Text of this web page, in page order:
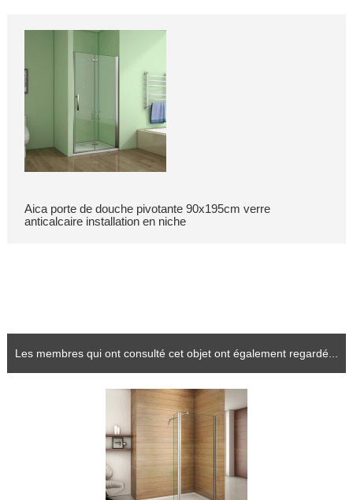
Aica porte de douche pivotante 90x195cm verre
anticalcaire installation en niche
Les membres qui ont consulté cet objet ont également regardé...